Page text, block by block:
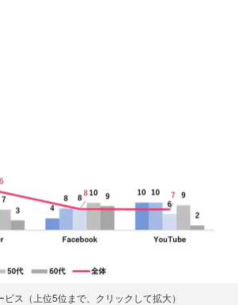
ス（上位5位まで、クリックして拡大）